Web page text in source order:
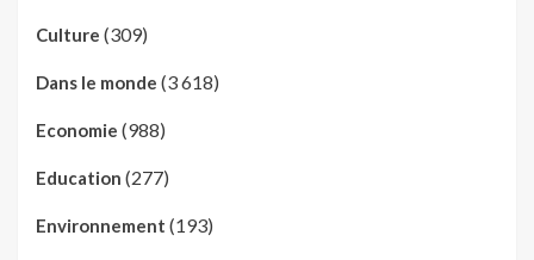
Culture (309)
Dans le monde (3 618)
Economie (988)
Education (277)
Environnement (193)